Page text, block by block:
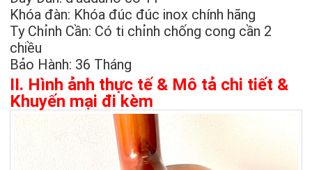
Khóa đàn: Khóa đúc đúc inox chính hãng
Ty Chỉnh Cần: Có ti chỉnh chống cong cần 2
chiều
Bảo Hành: 36 Tháng
II. Hình ảnh thực tế & Mô tả chi tiết &
Khuyến mại đi kèm